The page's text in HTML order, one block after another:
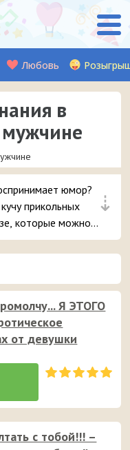
Любовь
в
⇣
юмор?
прикольных
которые можно
человека в
Я ЭТОГО
от девушки
с тобой!!! –